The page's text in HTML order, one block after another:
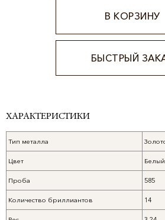
В КОРЗИНУ
БЫСТРЫЙ
ХАРАКТЕРИСТИКИ
Тип металла
Цвет
Проба 585
Количество бриллиантов 14